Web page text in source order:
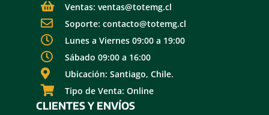
Ventas: ventas@totemg.cl
Soporte: contacto@totemg.cl
Lunes a Viernes 09:00 a 19:00
Sábado 09:00 a 16:00
Ubicación: Santiago, Chile.
Tipo de Venta: Online
CLIENTES Y ENVÍOS